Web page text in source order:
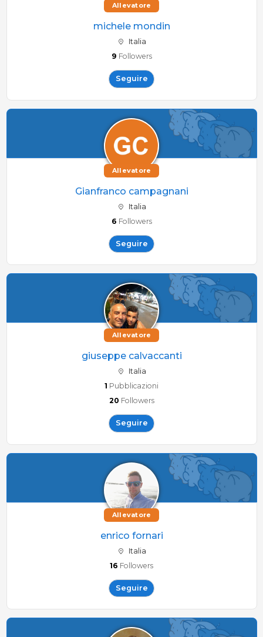
Allevatore
michele mondin
Italia
9 Followers
Seguire
Allevatore
Gianfranco campagnani
Italia
6 Followers
Seguire
Allevatore
giuseppe calvaccanti
Italia
1 Pubblicazioni
20 Followers
Seguire
Allevatore
enrico fornari
Italia
16 Followers
Seguire